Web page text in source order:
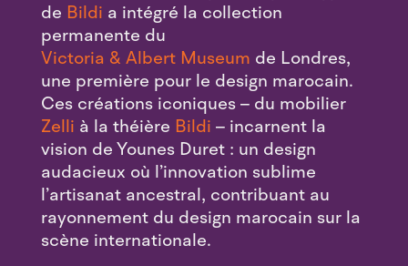
de Bildi a intégré la collection
permanente du
Victoria & Albert Museum de Londres,
une première pour le design marocain.
Ces créations iconiques – du mobilier
Zelli à la théière Bildi – incarnent la
vision de Younes Duret : un design
audacieux où l’innovation sublime
l’artisanat ancestral, contribuant au
rayonnement du design marocain sur la
scène internationale.